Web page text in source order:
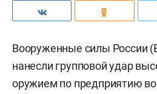
Вооруженные силы России
нанесли групповой удар
оружием по предприятию